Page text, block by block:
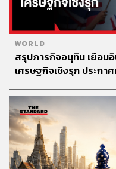
WORLD
สรุปภารกิจอนุทิน เยือน
เศรษฐกิจเชิงรุก ประก